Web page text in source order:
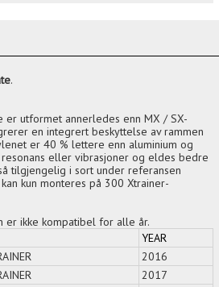
.
er utformet annerledes enn MX / SX-
en integrert beskyttelse av rammen
er 40 % lettere enn aluminium og
eller vibrasjoner og eldes bedre
tilgjengelig i sort under referansen
kun monteres på 300 Xtrainer-
er ikke kompatibel for alle år.
YEAR
2016
2017